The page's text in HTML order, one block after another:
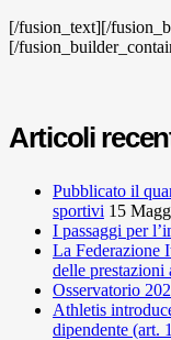
[/fusion_text][/
[/
Articoli
Pubblicato il
sportivi 15
I passaggi per
La Federazione
delle
Osservatorio
Athletis
dipendente (art.